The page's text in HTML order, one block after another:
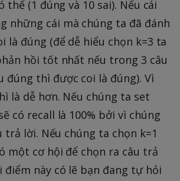
thể (1 đúng và 10 sai). Nếu cái
những cái mà chúng ta đã đánh
là đúng (để dễ hiểu chọn k=3 ta
hồi tốt nhất nếu trong 3 câu
đúng thì được coi là đúng). Vì
là dễ hơn. Nếu chúng ta set
có recall là 100% bởi vì chúng
trả lời. Nếu chúng ta chọn k=1
một cơ hội để chọn ra câu trả
điểm này có lẽ bạn đang tự hỏi